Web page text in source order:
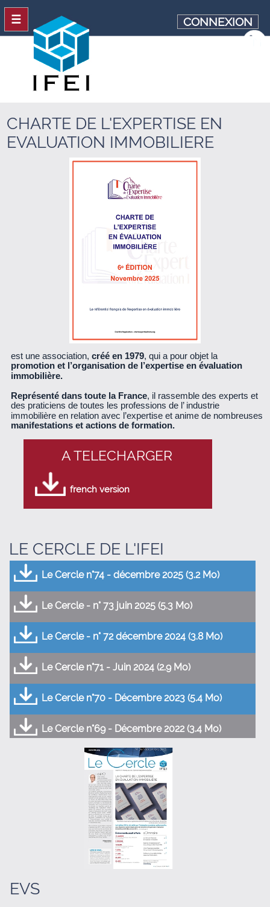
CHARTE DE L'EXPERTISE EN
EVALUATION IMMOBILIERE
est une association, créé en 1979, qui a pour objet la
promotion et l’organisation de l’expertise en évaluation
immobilière.
Représenté dans toute la France, il rassemble des experts et
des praticiens de toutes les professions de l’ industrie
immobilière en relation avec l’expertise et anime de nombreuses
manifestations et actions de formation.
A TELECHARGER
french version
LE CERCLE DE L'IFEI
Le Cercle n°74 - décembre 2025 (3.2 Mo)
Le Cercle - n° 73 juin 2025 (5.3 Mo)
Le Cercle - n° 72 décembre 2024 (3.8 Mo)
Le Cercle n°71 - Juin 2024 (2.9 Mo)
Le Cercle n°70 - Décembre 2023 (5.4 Mo)
Le Cercle n°69 - Décembre 2022 (3.4 Mo)
Le Cercle n°68 - Juin 2022 (3.5 Mo)
Le Cercle n°67 - Décembre 2021 (2.5 Mo)
Le Cercle n° 66 - Juin 2021 (1.3 Mo)
Le Cercle n° 65 - Septembre 2020 (5.1 Mo)
EVS
CONNEXION
☰